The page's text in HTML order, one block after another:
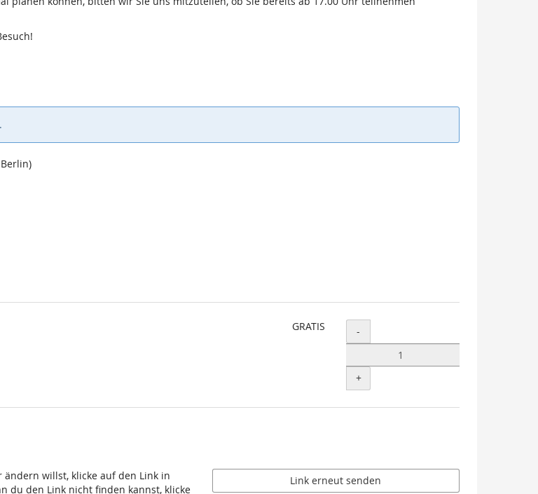
GRATIS Menge
-
+
willst, klicke auf den Link in
du den Link nicht finden kannst, klicke
Link erneut senden